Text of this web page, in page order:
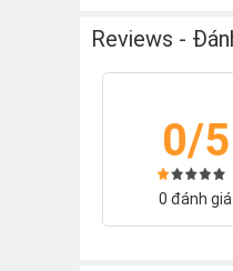
Reviews -
0/5
0 đánh giá